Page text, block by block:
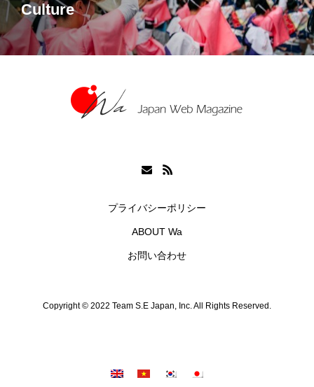
Culture
プライバシーポリシー
ABOUT Wa
お問い合わせ
Copyright © 2022 Team S.E Japan, Inc. All Rights Reserved.